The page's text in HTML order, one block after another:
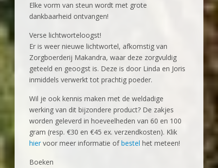
Elke vorm van steun wordt met grote
dankbaarheid ontvangen!
Verse lichtworteloogst!
Er is weer nieuwe lichtwortel, afkomstig van
Zorgboerderij Makandra, waar deze zorgvuldig
geteeld en geoogst is. Deze is door Linda en Joris
inmiddels verwerkt tot prachtig poeder.
Wil je ook kennis maken met de weldadige
werking van dit bijzondere product? De zakjes
worden geleverd in hoeveelheden van 60 en 100
gram (resp. €30 en €45 ex. verzendkosten). Klik
hiervoor meer informatie ofbestel het meteen!
Boeken